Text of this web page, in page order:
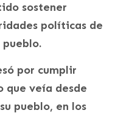
sostener
políticas de
por cumplir
que veía desde
pueblo, en los